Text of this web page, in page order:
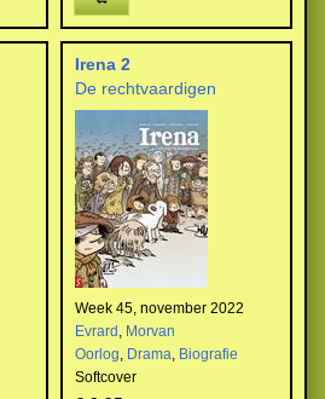
Irena 2
De rechtvaardigen
Week 45, november 2022
Evrard , Morvan
Oorlog, Drama, Biografie
Softcover